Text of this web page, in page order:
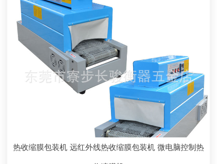
热收缩膜包装机 远红外线热收缩膜包装机 微电脑控制热